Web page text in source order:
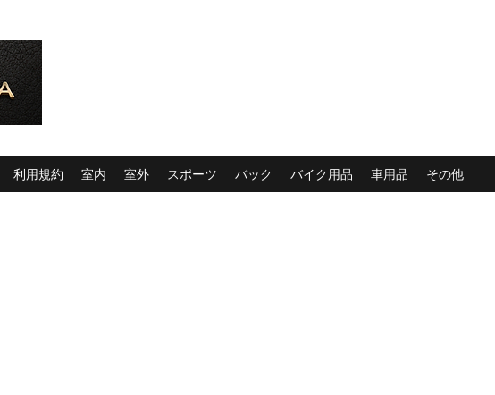
利用規約 室内 室外 スポーツ バック バイク用品 車用品 その他